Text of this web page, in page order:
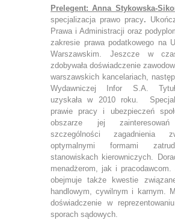
Prelegent: Anna Stykowska-
specjalizacja prawo pracy.
Prawa i Administracji oraz
zakresie prawa podatkowego na
Warszawskim. Jeszcze w
zdobywała doświadczenie
warszawskich kancelariach,
Wydawniczej Infor S.A.
uzyskała w 2010 roku.
prawie pracy i ubezpieczeń
obszarze jej
szczególności zagadnienia
optymalnymi formami
stanowiskach kierowniczych.
menadżerom, jak i
obejmuje także kwestie
handlowym, cywilnym i karnym.
doświadczenie w
sporach sądowych.